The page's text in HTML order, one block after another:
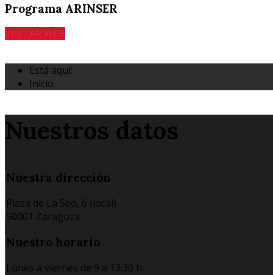
Programa ARINSER
VISITAR WEB
Está aquí:
Inicio
Nuestros datos
Nuestra dirección
Plaza de La Seo, 6 (local)
50001 Zaragoza
Nuestro horario
Lunes a viernes de 9 a 13:30 h.